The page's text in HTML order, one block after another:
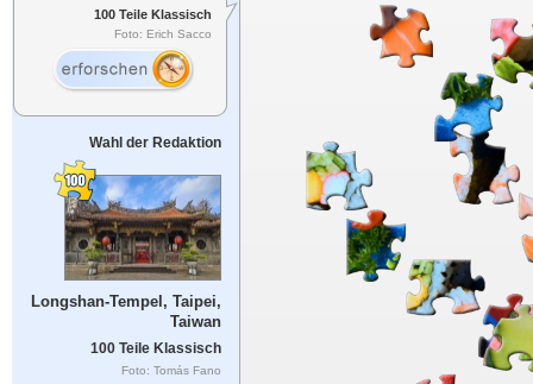
100 Teile Klassisch
Foto: Erich Sacco
Wahl der Redaktion
Longshan-Tempel, Taipei,
Taiwan
100 Teile Klassisch
Foto: Tomás Fano